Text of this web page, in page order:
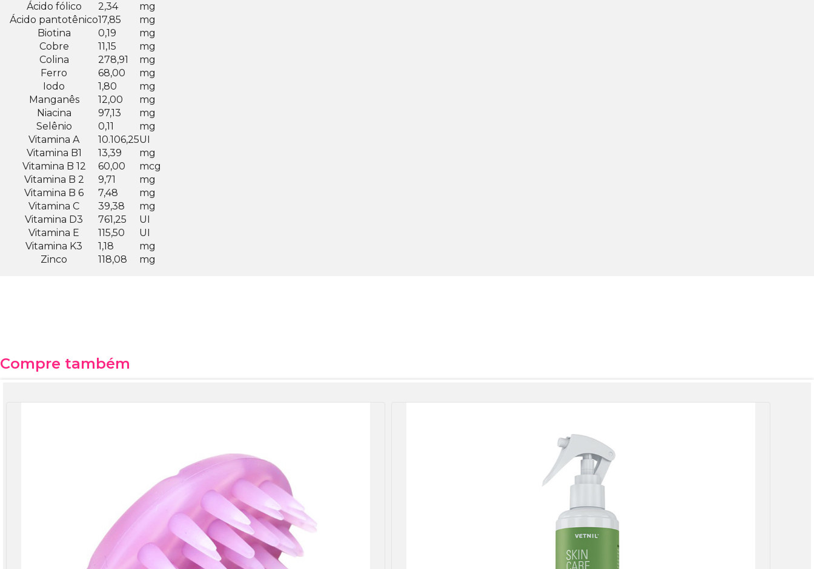
Ácido fólico 2,34
mg
Ácido pantotênico17,85
mg
Biotina
0,19
mg
Cobre
11,15
mg
Colina
278,91
mg
Ferro
68,00
mg
Iodo
1,80
mg
Manganês
12,00
mg
Niacina
97,13
mg
Selênio
0,11
mg
Vitamina A
10.106,25UI
Vitamina B1
13,39
mg
Vitamina B 12
60,00
mcg
Vitamina B 2
9,71
mg
Vitamina B 6
7,48
mg
Vitamina C
39,38
mg
Vitamina D3
761,25
UI
Vitamina E
115,50
UI
Vitamina K3
1,18
mg
Zinco
118,08 mg
Compre também